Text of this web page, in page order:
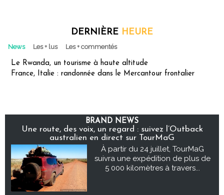
DERNIÈRE HEURE
News Les + lus Les + commentés
Le Rwanda, un tourisme à haute altitude
France, Italie : randonnée dans le Mercantour frontalier
BRAND NEWS
Une route, des voix, un regard : suivez l’Outback
australien en direct sur TourMaG
À partir du 24 juillet, TourMaG
suivra une expédition de plus de
5 000 kilomètres à travers...